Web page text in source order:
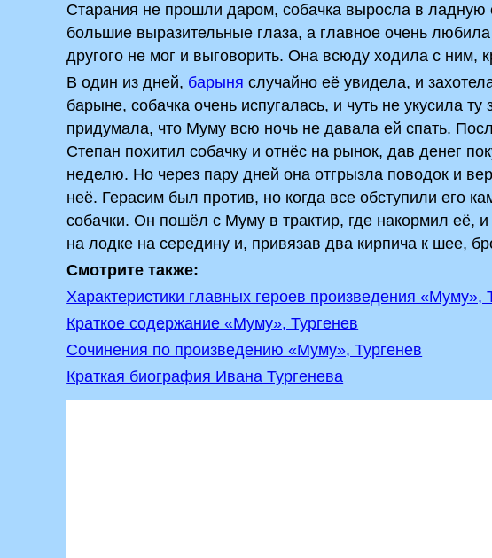
Старания не прошли даром, собачка выросла в
большие выразительные глаза, а главное очень
другого не мог и выговорить. Она всюду ходила с ним,
В один из дней, барыня случайно её увидела, и
барыне, собачка очень испугалась, и чуть не укусила
придумала, что Муму всю ночь не давала ей спать.
Степан похитил собачку и отнёс на рынок, дав денег
неделю. Но через пару дней она отгрызла поводок и
неё. Герасим был против, но когда все обступили его
собачки. Он пошёл с Муму в трактир, где накормил её,
на лодке на середину и, привязав два кирпича к шее,
Смотрите также:
Характеристики главных героев произведения «Муму»,
Краткое содержание «Муму», Тургенев
Сочинения по произведению «Муму», Тургенев
Краткая биография Ивана Тургенева